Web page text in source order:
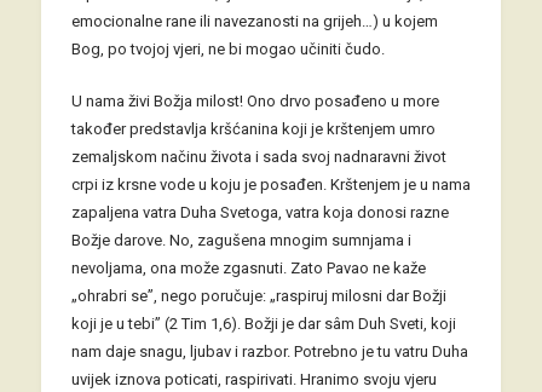
emocionalne rane ili navezanosti na grijeh…) u kojem
Bog, po tvojoj vjeri, ne bi mogao učiniti čudo.
U nama živi Božja milost! Ono drvo posađeno u more
također predstavlja kršćanina koji je krštenjem umro
zemaljskom načinu života i sada svoj nadnaravni život
crpi iz krsne vode u koju je posađen. Krštenjem je u nama
zapaljena vatra Duha Svetoga, vatra koja donosi razne
Božje darove. No, zagušena mnogim sumnjama i
nevoljama, ona može zgasnuti. Zato Pavao ne kaže
„ohrabri se”, nego poručuje: „raspiruj milosni dar Božji
koji je u tebi” (2 Tim 1,6). Božji je dar sâm Duh Sveti, koji
nam daje snagu, ljubav i razbor. Potrebno je tu vatru Duha
uvijek iznova poticati, raspirivati. Hranimo svoju vjeru